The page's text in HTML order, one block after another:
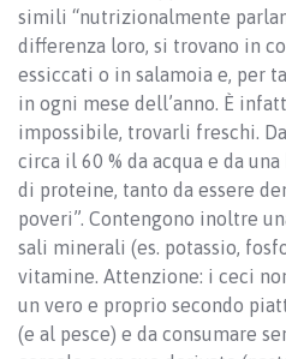
simili “nutrizionalmente
differenza loro, si trovano in
essiccati o in salamoia e, per
in ogni mese dell’anno. È
impossibile, trovarli freschi.
circa il 60 % da acqua e da
di proteine, tanto da essere
poveri”. Contengono inoltre
sali minerali (es. potassio,
vitamine. Attenzione: i ceci
un vero e proprio secondo
(e al pesce) e da consumare